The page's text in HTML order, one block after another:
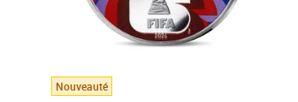
Nouveauté